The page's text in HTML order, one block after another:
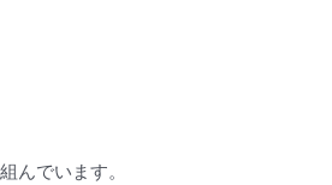
んでいます。